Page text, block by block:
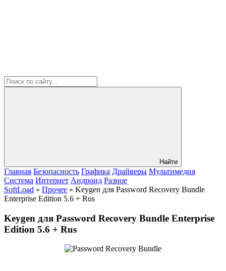
Найти
Главная Безопасность Графика Драйверы Мультимедия
Система Интернет Андроид Разное
SoftLoad » Прочее » Keygen для Password Recovery Bundle
Enterprise Edition 5.6 + Rus
Keygen для Password Recovery Bundle Enterprise
Edition 5.6 + Rus